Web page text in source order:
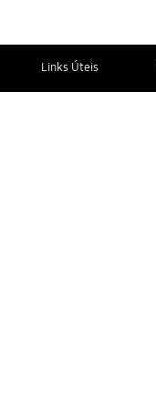
Links Úteis